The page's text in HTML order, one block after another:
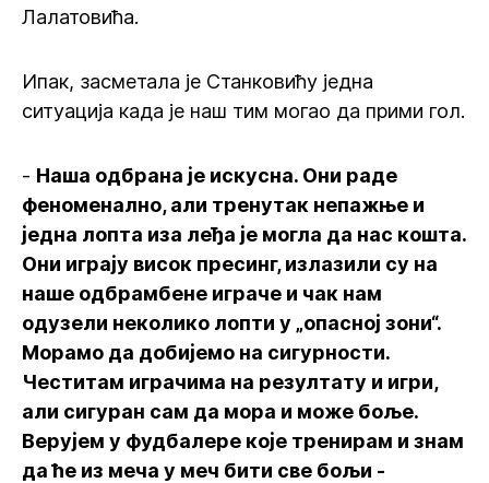
Лалатовића.
Ипак, засметала је Станковићу једна
ситуација када је наш тим могао да прими гол.
- Наша одбрана је искусна. Они раде
феноменално, али тренутак непажње и
једна лопта иза леђа је могла да нас кошта.
Они играју висок пресинг, излазили су на
наше одбрамбене играче и чак нам
одузели неколико лопти у „опасној зони“.
Морамо да добијемо на сигурности.
Честитам играчима на резултату и игри,
али сигуран сам да мора и може боље.
Верујем у фудбалере које тренирам и знам
да ће из меча у меч бити све бољи -